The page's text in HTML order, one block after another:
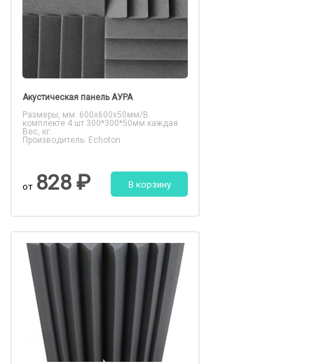
Акустическая панель АУРА
Размеры, мм: 600х600х50мм/В
комплекте 4 шт 300*300*50мм каждая
Вес, кг:
Производитель: Echoton
от 828 ₽ В корзину